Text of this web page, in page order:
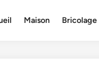
Maison Bricolage